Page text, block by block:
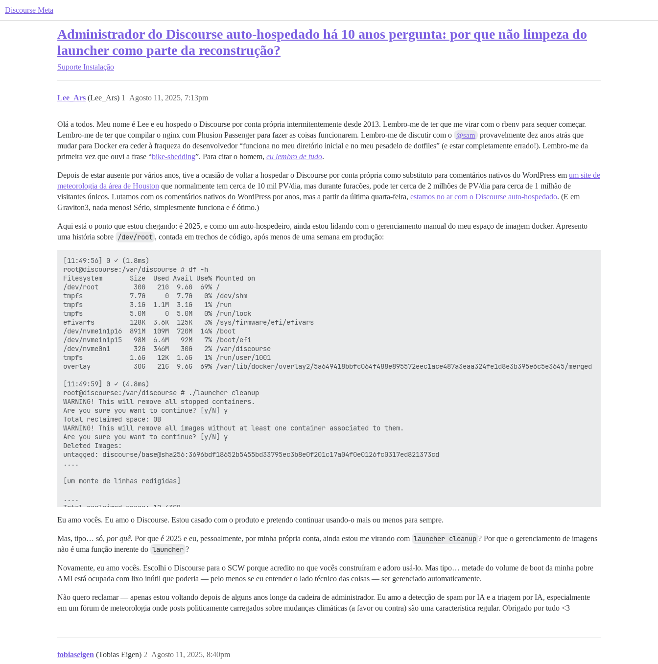
Discourse Meta
Administrador do Discourse auto-hospedado há 10 anos pergunta: por que não limpeza do
launcher como parte da reconstrução?
Suporte Instalação
Lee_Ars (Lee_Ars) Agosto 11, 2025, 7:13pm
1
Olá a todos. Meu nome é Lee e eu hospedo o Discourse por conta própria intermitentemente desde 2013. Lembro-me de ter que me virar com o rbenv para sequer começar.
Lembro-me de ter que compilar o nginx com Phusion Passenger para fazer as coisas funcionarem. Lembro-me de discutir com o @sam
provavelmente dez anos atrás que
mudar para Docker era ceder à fraqueza do desenvolvedor “funciona no meu diretório inicial e no meu pesadelo de dotfiles” (e estar completamente errado!). Lembro-me da
primeira vez que ouvi a frase “bike-shedding”. Para citar o homem, eu lembro de tudo.
Depois de estar ausente por vários anos, tive a ocasião de voltar a hospedar o Discourse por conta própria como substituto para comentários nativos do WordPress em um site de
meteorologia da área de Houston que normalmente tem cerca de 10 mil PV/dia, mas durante furacões, pode ter cerca de 2 milhões de PV/dia para cerca de 1 milhão de
visitantes únicos. Lutamos com os comentários nativos do WordPress por anos, mas a partir da última quarta-feira, estamos no ar com o Discourse auto-hospedado. (E em
Graviton3, nada menos! Sério, simplesmente funciona e é ótimo.)
Aqui está o ponto que estou chegando: é 2025, e como um auto-hospedeiro, ainda estou lidando com o gerenciamento manual do meu espaço de imagem docker. Apresento
uma história sobre /dev/root , contada em trechos de código, após menos de uma semana em produção:
[11:49:56] 0 ✓ (1.8ms)
root@discourse:/var/discourse # df -h
Filesystem       Size  Used Avail Use% Mounted on
/dev/root         30G   21G  9.6G  69% /
tmpfs            7.7G     0  7.7G   0% /dev/shm
tmpfs            3.1G  1.1M  3.1G   1% /run
tmpfs            5.0M     0  5.0M   0% /run/lock
efivarfs         128K  3.6K  125K   3% /sys/firmware/efi/efivars
/dev/nvme1n1p16  891M  109M  720M  14% /boot
/dev/nvme1n1p15   98M  6.4M   92M   7% /boot/efi
/dev/nvme0n1      32G  346M   30G   2% /var/discourse
tmpfs            1.6G   12K  1.6G   1% /run/user/1001
overlay           30G   21G  9.6G  69% /var/lib/docker/overlay2/5a649418bbfc064f488e895572eec1ace487a3eaa324fe1d8e3b395e6c5e3645/merged
[11:49:59] 0 ✓ (4.8ms)
root@discourse:/var/discourse # ./launcher cleanup
WARNING! This will remove all stopped containers.
Are you sure you want to continue? [y/N] y
Total reclaimed space: 0B
WARNING! This will remove all images without at least one container associated to them.
Are you sure you want to continue? [y/N] y
Deleted Images:
untagged: discourse/base@sha256:3696bdf18652b5455bd33795ec3b8e0f201c17a04f0e0126fc0317ed821373cd
....
[um monte de linhas redigidas]
....
Total reclaimed space: 12.43GB
[11:50:34] 0 ✓ (27.8s)
root@discourse:/var/discourse # df -h
Filesystem       Size  Used Avail Use% Mounted on
/dev/root         30G  6.9G   24G  23% /
tmpfs            3.1G  1.1M  3.1G   1% /run
tmpfs            5.0M     0  5.0M   0% /run/lock
/dev/nvme1n1p16  891M  109M  720M  14% /boot
/dev/nvme1n1p15   98M  6.4M   92M   7% /boot/efi
/dev/nvme0n1      32G  346M   30G   2% /var/discourse
root@discourse:/var/discourse #
Eu amo vocês. Eu amo o Discourse. Estou casado com o produto e pretendo continuar usando-o mais ou menos para sempre.
Mas, tipo… só, por quê. Por que é 2025 e eu, pessoalmente, por minha própria conta, ainda estou me virando com launcher cleanup ? Por que o gerenciamento de imagens
não é uma função inerente do launcher ?
Novamente, eu amo vocês. Escolhi o Discourse para o SCW porque acredito no que vocês construíram e adoro usá-lo. Mas tipo… metade do volume de boot da minha pobre
AMI está ocupada com lixo inútil que poderia — pelo menos se eu entender o lado técnico das coisas — ser gerenciado automaticamente.
Não quero reclamar — apenas estou voltando depois de alguns anos longe da cadeira de administrador. Eu amo a detecção de spam por IA e a triagem por IA, especialmente
em um fórum de meteorologia onde posts politicamente carregados sobre mudanças climáticas (a favor ou contra) são uma característica regular. Obrigado por tudo <3
tobiaseigen (Tobias Eigen) Agosto 11, 2025, 8:40pm
2